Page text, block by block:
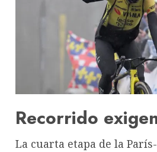
Recorrido
La cuarta etapa de la